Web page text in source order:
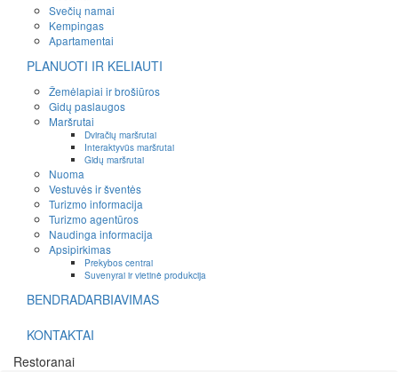
Svečių namai
Kempingas
Apartamentai
PLANUOTI IR KELIAUTI
Žemėlapiai ir brošiūros
Gidų paslaugos
Maršrutai
Dviračių maršrutai
Interaktyvūs maršrutai
Gidų maršrutai
Nuoma
Vestuvės ir šventės
Turizmo informacija
Turizmo agentūros
Naudinga informacija
Apsipirkimas
Prekybos centrai
Suvenyrai ir vietinė produkcija
BENDRADARBIAVIMAS
KONTAKTAI
Restoranai